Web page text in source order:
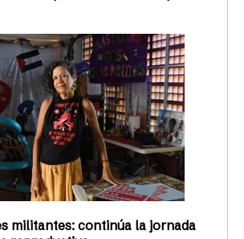
militantes: continúa la jornada